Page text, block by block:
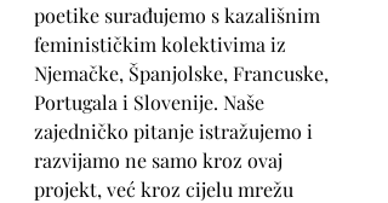
poetike surađujemo s kazališnim
feminističkim kolektivima iz
Njemačke, Španjolske, Francuske,
Portugala i Slovenije. Naše
zajedničko pitanje istražujemo i
razvijamo ne samo kroz ovaj
projekt, već kroz cijelu mrežu